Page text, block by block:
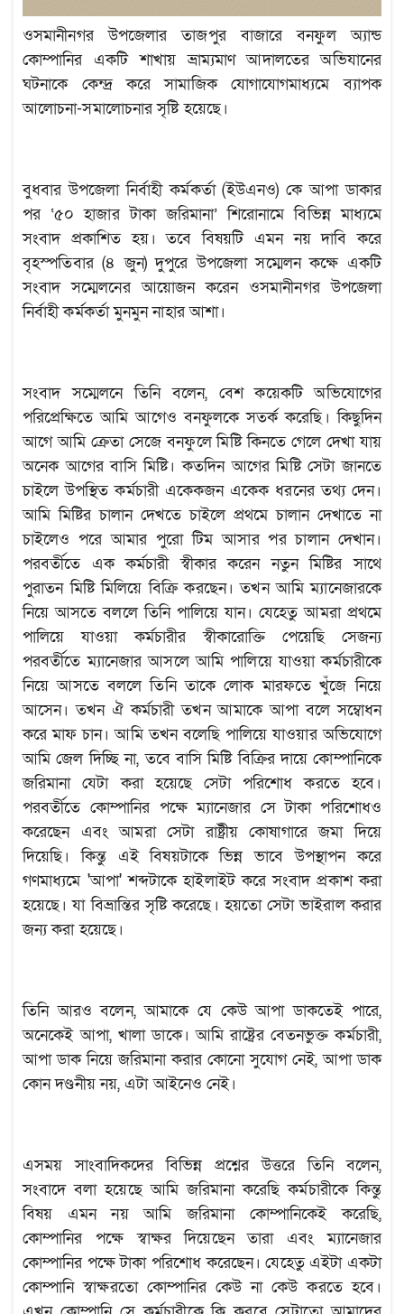
ওসমানীনগর উপজেলার তাজপুর বাজারে বনফুল অ্যান্ড
কোম্পানির একটি শাখায় ভ্রাম্যমাণ আদালতের অভিযানের
ঘটনাকে কেন্দ্র করে সামাজিক যোগাযোগমাধ্যমে ব্যাপক
আলোচনা-সমালোচনার সৃষ্টি হয়েছে।
বুধবার উপজেলা নির্বাহী কর্মকর্তা (ইউএনও) কে আপা ডাকার
পর ‘৫০ হাজার টাকা জরিমানা’ শিরোনামে বিভিন্ন মাধ্যমে
সংবাদ প্রকাশিত হয়। তবে বিষয়টি এমন নয় দাবি করে
বৃহস্পতিবার (৪ জুন) দুপুরে উপজেলা সম্মেলন কক্ষে একটি
সংবাদ সম্মেলনের আয়োজন করেন ওসমানীনগর উপজেলা
নির্বাহী কর্মকর্তা মুনমুন নাহার আশা।
সংবাদ সম্মেলনে তিনি বলেন, বেশ কয়েকটি অভিযোগের
পরিপ্রেক্ষিতে আমি আগেও বনফুলকে সতর্ক করেছি। কিছুদিন
আগে আমি ক্রেতা সেজে বনফুলে মিষ্টি কিনতে গেলে দেখা যায়
অনেক আগের বাসি মিষ্টি। কতদিন আগের মিষ্টি সেটা জানতে
চাইলে উপস্থিত কর্মচারী একেকজন একেক ধরনের তথ্য দেন।
আমি মিষ্টির চালান দেখতে চাইলে প্রথমে চালান দেখাতে না
চাইলেও পরে আমার পুরো টিম আসার পর চালান দেখান।
পরবর্তীতে এক কর্মচারী স্বীকার করেন নতুন মিষ্টির সাথে
পুরাতন মিষ্টি মিলিয়ে বিক্রি করছেন। তখন আমি ম্যানেজারকে
নিয়ে আসতে বললে তিনি পালিয়ে যান। যেহেতু আমরা প্রথমে
পালিয়ে যাওয়া কর্মচারীর স্বীকারোক্তি পেয়েছি সেজন্য
পরবর্তীতে ম্যানেজার আসলে আমি পালিয়ে যাওয়া কর্মচারীকে
নিয়ে আসতে বললে তিনি তাকে লোক মারফতে খুঁজে নিয়ে
আসেন। তখন ঐ কর্মচারী তখন আমাকে আপা বলে সম্বোধন
করে মাফ চান। আমি তখন বলেছি পালিয়ে যাওয়ার অভিযোগে
আমি জেল দিচ্ছি না, তবে বাসি মিষ্টি বিক্রির দায়ে কোম্পানিকে
জরিমানা যেটা করা হয়েছে সেটা পরিশোধ করতে হবে।
পরবর্তীতে কোম্পানির পক্ষে ম্যানেজার সে টাকা পরিশোধও
করেছেন এবং আমরা সেটা রাষ্ট্রীয় কোষাগারে জমা দিয়ে
দিয়েছি। কিন্তু এই বিষয়টাকে ভিন্ন ভাবে উপস্থাপন করে
গণমাধ্যমে 'আপা' শব্দটাকে হাইলাইট করে সংবাদ প্রকাশ করা
হয়েছে। যা বিভ্রান্তির সৃষ্টি করেছে। হয়তো সেটা ভাইরাল করার
জন্য করা হয়েছে।
তিনি আরও বলেন, আমাকে যে কেউ আপা ডাকতেই পারে,
অনেকেই আপা, খালা ডাকে। আমি রাষ্ট্রের বেতনভুক্ত কর্মচারী,
আপা ডাক নিয়ে জরিমানা করার কোনো সুযোগ নেই, আপা ডাক
কোন দণ্ডনীয় নয়, এটা আইনেও নেই।
এসময় সাংবাদিকদের বিভিন্ন প্রশ্নের উত্তরে তিনি বলেন,
সংবাদে বলা হয়েছে আমি জরিমানা করেছি কর্মচারীকে কিন্তু
বিষয় এমন নয় আমি জরিমানা কোম্পানিকেই করেছি,
কোম্পানির পক্ষে স্বাক্ষর দিয়েছেন তারা এবং ম্যানেজার
কোম্পানির পক্ষে টাকা পরিশোধ করেছেন। যেহেতু এইটা একটা
কোম্পানি স্বাক্ষরতো কোম্পানির কেউ না কেউ করতে হবে।